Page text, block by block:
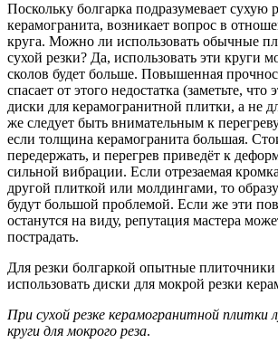
Поскольку болгарка подразумевает сухую
керамогранита, возникает вопрос в
круга. Можно ли использовать обычные
сухой резки? Да, использовать эти круги
сколов будет больше. Повышенная
спасает от этого недостатка (заметьте,
диски для керамогранитной плитки, а не
же следует быть внимательным к
если толщина керамогранита большая.
передержать, и перегрев приведёт к
сильной вибрации. Если отрезаемая
другой плиткой или молдингами, то
будут большой проблемой. Если же эти
останутся на виду, репутация мастера
пострадать.
Для резки болгаркой опытные
использовать диски для мокрой резки
При сухой резке керамогранитной плитки
круги для мокрого реза.